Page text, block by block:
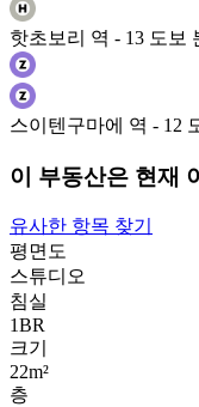
핫초보리 역 - 13 도보
스이텐구마에 역 - 12
이 부동산은 현재
유사한 항목 찾기
평면도
스튜디오
침실
1BR
크기
22m²
층